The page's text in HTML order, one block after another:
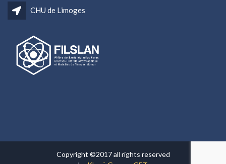
CHU de Limoges
Copyright ©2017 all rights reserved